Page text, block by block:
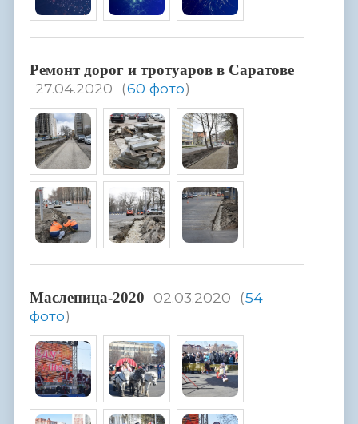
Ремонт дорог и тротуаров в Саратове
27.04.2020
(60 фото)
Масленица-2020 02.03.2020 (54
фото)